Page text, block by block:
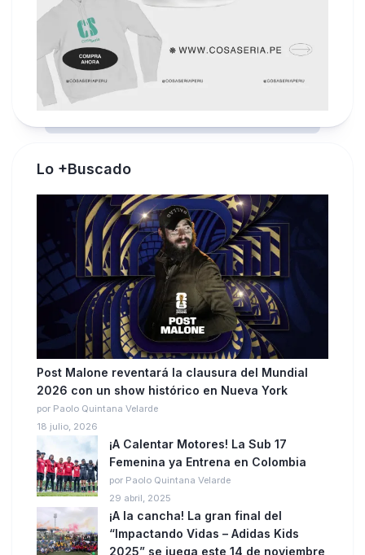
Lo +Buscado
Post Malone reventará la clausura del Mundial
2026 con un show histórico en Nueva York
por Paolo Quintana Velarde
18 julio, 2026
¡A Calentar Motores! La Sub 17
Femenina ya Entrena en Colombia
por Paolo Quintana Velarde
29 abril, 2025
¡A la cancha! La gran final del
“Impactando Vidas – Adidas Kids
2025” se juega este 14 de noviembre